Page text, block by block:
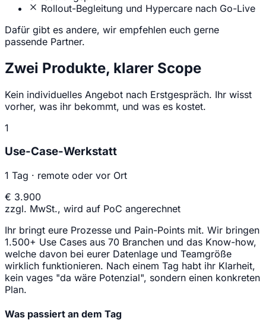
Rollout-Begleitung und Hypercare nach Go-Live
Dafür gibt es andere, wir empfehlen euch gerne
passende Partner.
Zwei Produkte, klarer Scope
Kein individuelles Angebot nach Erstgespräch. Ihr wisst
vorher, was ihr bekommt, und was es kostet.
1
Use-Case-Werkstatt
1 Tag · remote oder vor Ort
€ 3.900
zzgl. MwSt., wird auf PoC angerechnet
Ihr bringt eure Prozesse und Pain-Points mit. Wir bringen
1.500+ Use Cases aus 70 Branchen und das Know-how,
welche davon bei eurer Datenlage und Teamgröße
wirklich funktionieren. Nach einem Tag habt ihr Klarheit,
kein vages "da wäre Potenzial", sondern einen konkreten
Plan.
Was passiert an dem Tag